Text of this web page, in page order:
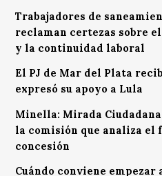
Trabajadores de
reclaman certezas sobre el
y la continuidad laboral
El PJ de Mar del Plata
expresó su apoyo a Lula
Minella: Mirada
la comisión que analiza el
concesión
Cuándo conviene empezar